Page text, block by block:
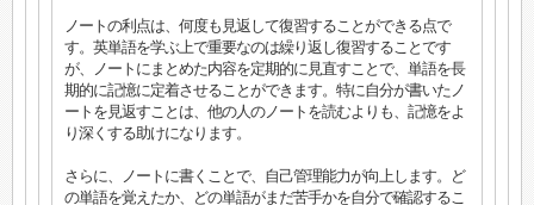
ノートの利点は、何度も見返して復習することができる点で
す。英単語を学ぶ上で重要なのは繰り返し復習することです
が、ノートにまとめた内容を定期的に見直すことで、単語を長
期的に記憶に定着させることができます。特に自分が書いたノ
ートを見返すことは、他の人のノートを読むよりも、記憶をよ
り深くする助けになります。
さらに、ノートに書くことで、自己管理能力が向上します。ど
の単語を覚えたか、どの単語がまだ苦手かを自分で確認するこ